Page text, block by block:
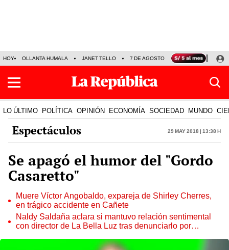
HOY OLLANTA HUMALA JANET TELLO 7 DE AGOSTO TINKA RESULTADOS
LO ÚLTIMO POLÍTICA OPINIÓN ECONOMÍA SOCIEDAD MUNDO
Espectáculos 29 May 2018 | 13:38 h
Se apagó el humor del "Gordo
Casaretto"
Muere Víctor Angobaldo, expareja de Shirley Cherres,
en trágico accidente en Cañete
Naldy Saldaña aclara si mantuvo relación sentimental
con director de La Bella Luz tras denunciarlo por